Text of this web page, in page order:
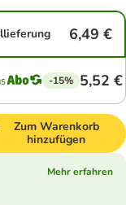
6,49 €
-15% 5,52 €
Zum Warenkorb
hinzufügen
Mehr erfahren